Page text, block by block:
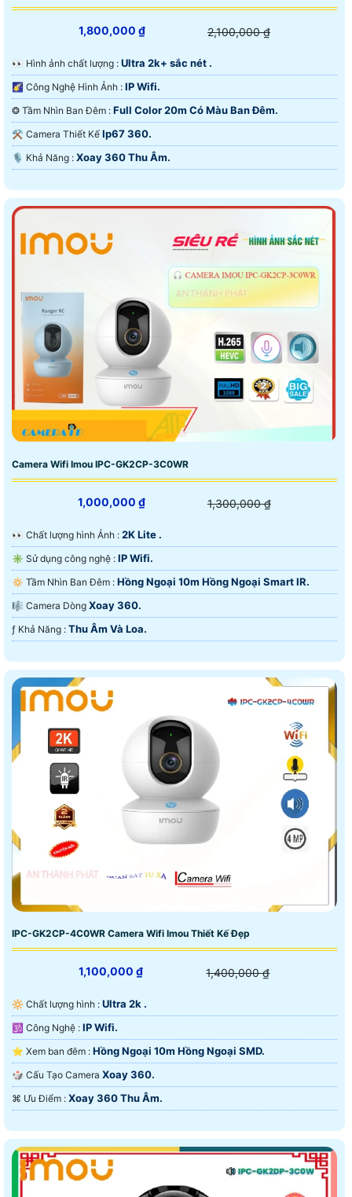
1,800,000 ₫ 2,100,000 ₫
️👀 Hình ảnh chất lượng : Ultra 2k+ sắc nét .
🌠 Công Nghệ Hình Ảnh : IP Wifi.
❂ Tầm Nhìn Ban Đêm : Full Color 20m Có Màu Ban Đêm.
⚒ Camera Thiết Kế Ip67 360.
️🎙 Khả Năng : Xoay 360 Thu Âm.
Camera Wifi Imou IPC-GK2CP-3C0WR
1,000,000 ₫ 1,300,000 ₫
️👀 Chất lượng hình Ảnh : 2K Lite .
✳️ Sử dụng công nghệ : IP Wifi.
🔅 Tầm Nhìn Ban Đêm : Hồng Ngoại 10m Hồng Ngoại Smart IR.
🎼️ Camera Dòng Xoay 360.
️ƒ Khả Năng : Thu Âm Và Loa.
IPC-GK2CP-4C0WR Camera Wifi Imou Thiết Kế Đẹp
1,100,000 ₫ 1,400,000 ₫
🔆 Chất lượng hình : Ultra 2k .
🕉️ Công Nghệ : IP Wifi.
⭐ Xem ban đêm : Hồng Ngoại 10m Hồng Ngoại SMD.
🎲 Cấu Tạo Camera Xoay 360.
️⌘ Ưu Điểm : Xoay 360 Thu Âm.